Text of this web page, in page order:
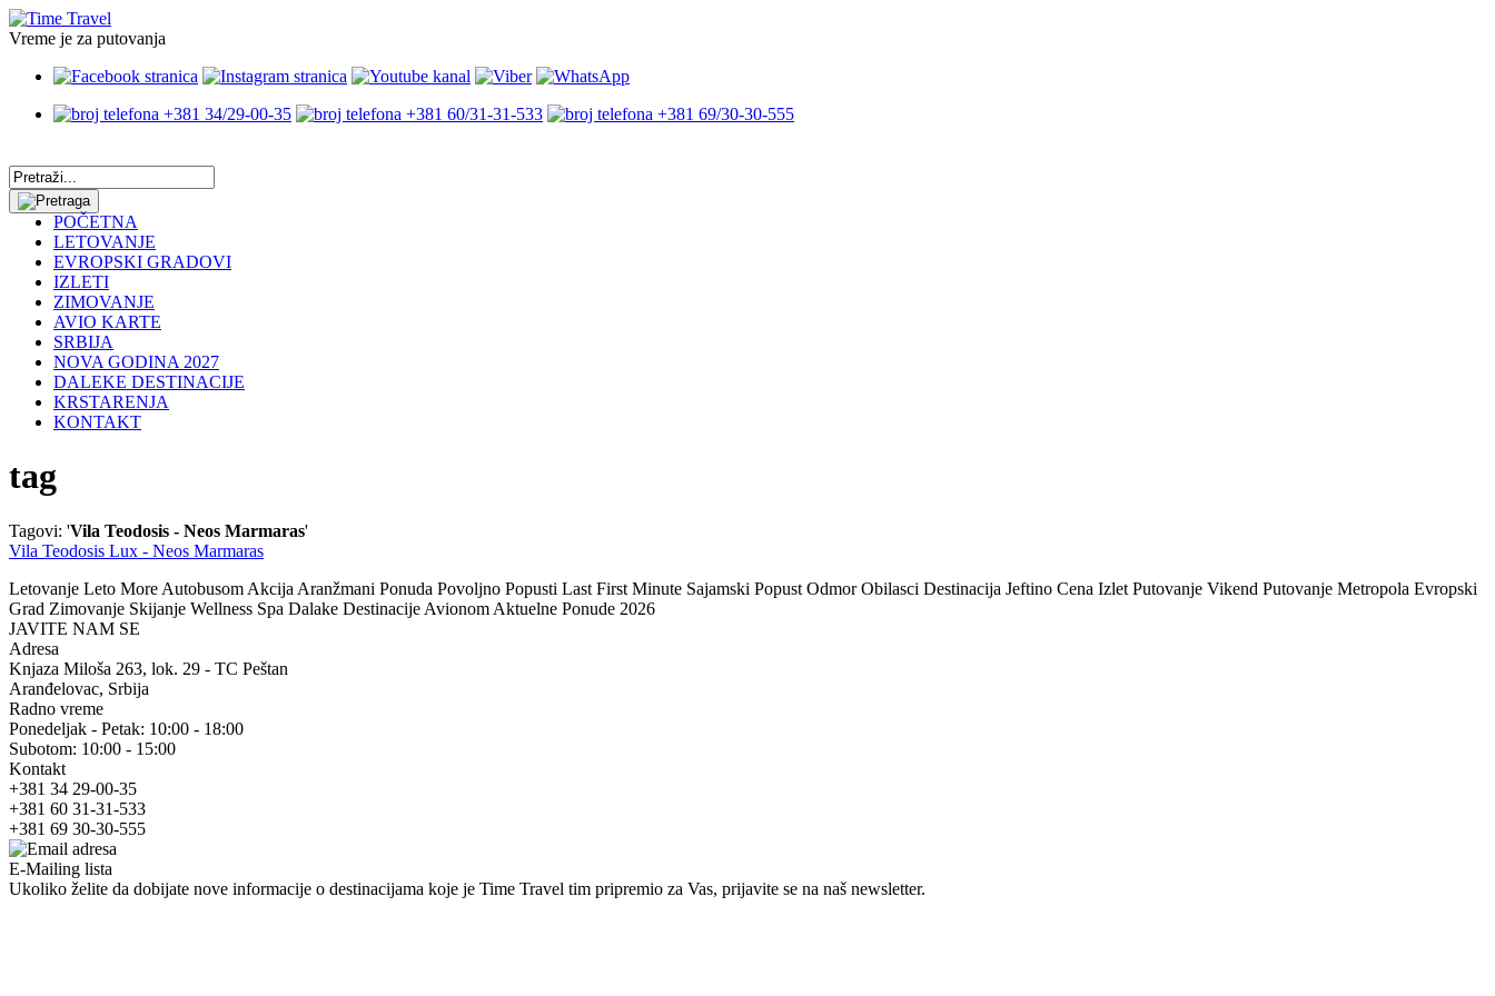
Vreme je za putovanja
+381 34/29-00-35 +381 60/31-31-533 +381 69/30-30-555
POČETNA
LETOVANJE
EVROPSKI GRADOVI
IZLETI
ZIMOVANJE
AVIO KARTE
SRBIJA
NOVA GODINA 2027
DALEKE DESTINACIJE
KRSTARENJA
KONTAKT
tag
Tagovi: 'Vila Teodosis - Neos Marmaras'
Vila Teodosis Lux - Neos Marmaras
Letovanje Leto More Autobusom Akcija Aranžmani Ponuda Povoljno Popusti Last First Minute Sajamski Popust Odmor Obilasci Destinacija Jeftino Cena Izlet Putovanje Vikend Putovanje Metropola Evropski
Grad Zimovanje Skijanje Wellness Spa Dalake Destinacije Avionom Aktuelne Ponude 2026
JAVITE NAM SE
Adresa
Knjaza Miloša 263, lok. 29 - TC Peštan
Aranđelovac, Srbija
Radno vreme
Ponedeljak - Petak: 10:00 - 18:00
Subotom: 10:00 - 15:00
Kontakt
+381 34 29-00-35
+381 60 31-31-533
+381 69 30-30-555
E-Mailing lista
Ukoliko želite da dobijate nove informacije o destinacijama koje je Time Travel tim pripremio za Vas, prijavite se na naš newsletter.